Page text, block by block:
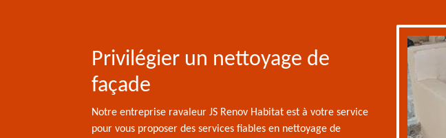
Privilégier un nettoyage de
façade
Notre entreprise ravaleur JS Renov Habitat est à votre service
pour vous proposer des services fiables en nettoyage de